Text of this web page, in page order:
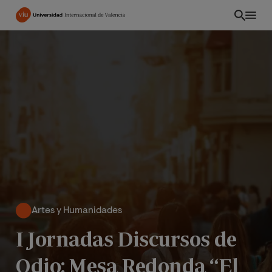
Pasar
Artes y Humanidades
I Jornadas Discursos de
Odio: Mesa Redonda “El